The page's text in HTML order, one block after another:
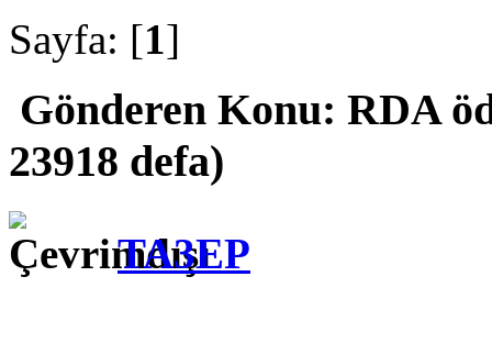
Sayfa: [1]
Gönderen Konu: RDA
23918 defa)
TA3EP